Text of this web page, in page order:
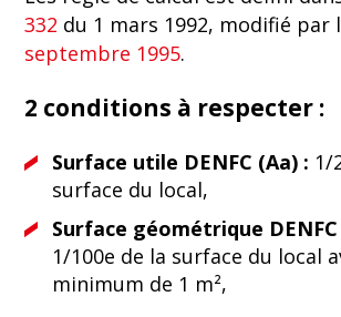
332 du 1 mars 1992, modifié par
septembre 1995.
2 conditions à respecter :
Surface utile DENFC (Aa) : 1/
surface du local,
Surface géométrique
1/100e de la surface du local
minimum de 1 m²,